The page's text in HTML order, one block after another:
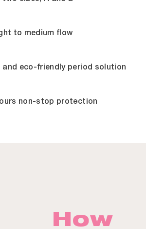
to medium flow
and eco-friendly period solution
non-stop protection
How